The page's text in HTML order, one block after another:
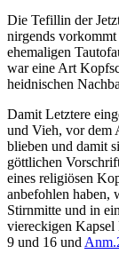
Die Tefillin der
nirgends
ehemaligen
war eine Art
heidnischen
Damit Letztere
und Vieh, vor dem
blieben und damit
göttlichen
eines religiösen
anbefohlen haben,
Stirnmitte und in
viereckigen
9 und 16 und